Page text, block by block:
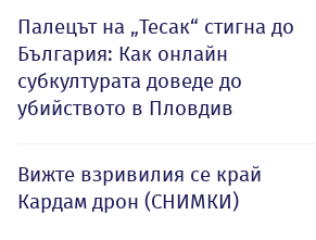
Палецът на „Тесак“ стигна до
България: Как онлайн
субкултурата доведе до
убийството в Пловдив
Вижте взривилия се край
Кардам дрон (СНИМКИ)